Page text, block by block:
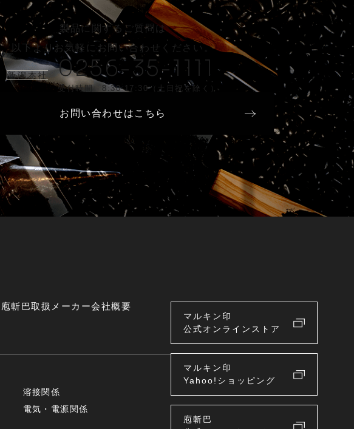
製品に関するご質問は
以下よりお気軽に
お問い合わせください。
新潟本社 0256-35-1111
受付時間 8:30-17:30（土日祝を除く）
お問い合わせはこちら
庖斬巴取扱メーカー会社概要
溶接関係
電気・電源関係
マルキン印
公式オンラインストア
マルキン印
Yahoo!ショッピング
庖斬巴